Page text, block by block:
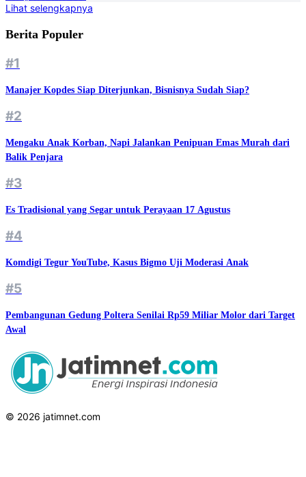
Lihat selengkapnya
Berita Populer
#1
Manajer Kopdes Siap Diterjunkan, Bisnisnya Sudah Siap?
#2
Mengaku Anak Korban, Napi Jalankan Penipuan Emas Murah dari
Balik Penjara
#3
Es Tradisional yang Segar untuk Perayaan 17 Agustus
#4
Komdigi Tegur YouTube, Kasus Bigmo Uji Moderasi Anak
#5
Pembangunan Gedung Poltera Senilai Rp59 Miliar Molor dari Target
Awal
© 2026 jatimnet.com